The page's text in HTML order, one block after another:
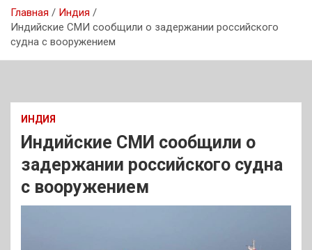
Главная
Индия
Индийские СМИ сообщили о задержании российского
судна с вооружением
ИНДИЯ
Индийские СМИ сообщили о
задержании российского судна
с вооружением